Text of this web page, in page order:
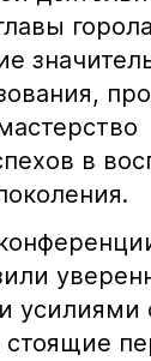
в
усилиями